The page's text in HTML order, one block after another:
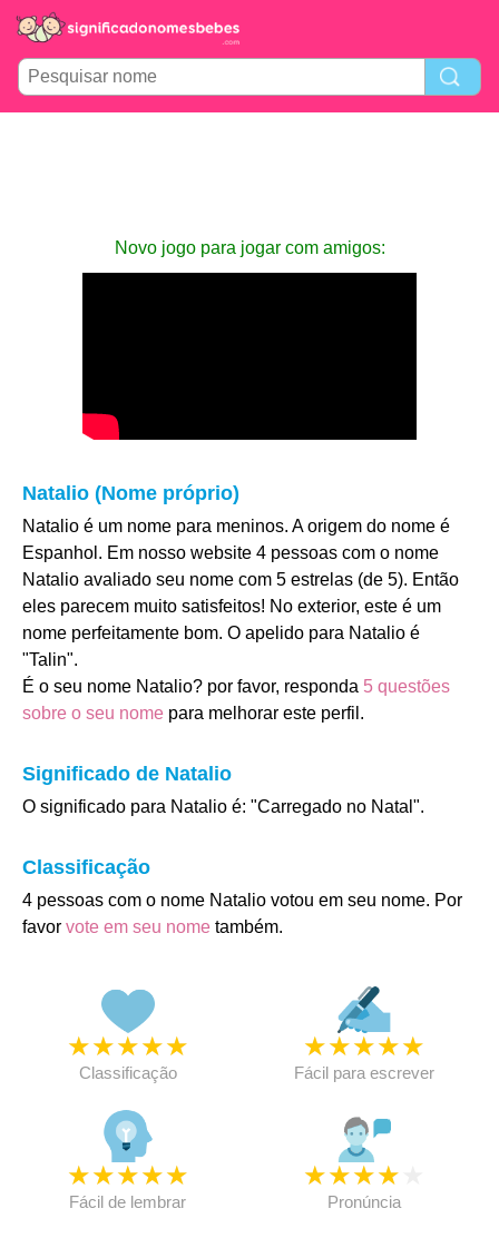
Novo jogo para jogar com amigos:
Natalio (Nome próprio)
Natalio é um nome para meninos. A origem do nome é
Espanhol. Em nosso website 4 pessoas com o nome
Natalio avaliado seu nome com 5 estrelas (de 5). Então
eles parecem muito satisfeitos! No exterior, este é um
nome perfeitamente bom. O apelido para Natalio é
"Talin".
É o seu nome Natalio? por favor, responda 5 questões
sobre o seu nome para melhorar este perfil.
Significado de Natalio
O significado para Natalio é: "Carregado no Natal".
Classificação
4 pessoas com o nome Natalio votou em seu nome. Por
favor vote em seu nome também.
★★★★★
Classificação
★★★★★
Fácil para escrever
★★★★★
Fácil de lembrar
★★★★
Pronúncia